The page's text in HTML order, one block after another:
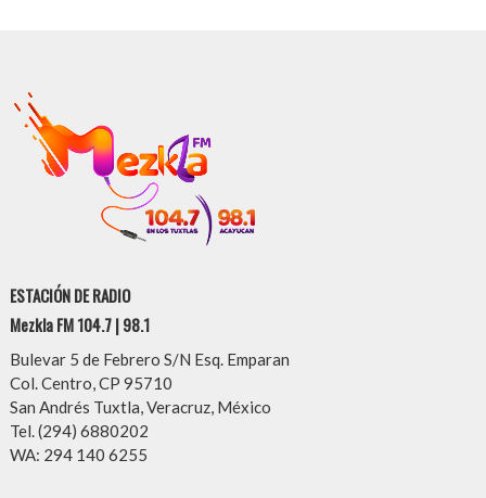
ESTACIÓN DE RADIO
Mezkla FM 104.7 | 98.1
Bulevar 5 de Febrero S/N Esq. Emparan
Col. Centro, CP 95710
San Andrés Tuxtla, Veracruz, México
Tel. (294) 6880202
WA: 294 140 6255